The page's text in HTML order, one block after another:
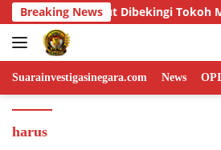
Skip
to
content
Breaking NewsDoulos Tikala FC
Suarainvestigasinegara.com News
harus